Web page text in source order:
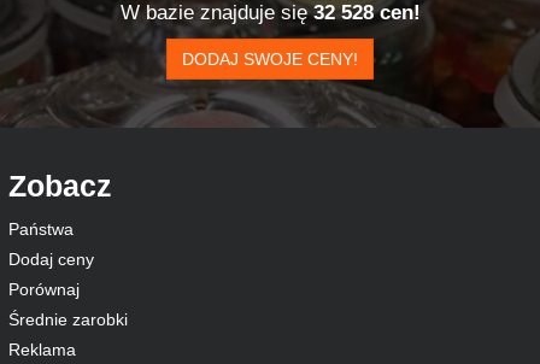
W bazie znajduje się32 528 cen!
DODAJ SWOJE CENY!
Zobacz
Państwa
Dodaj ceny
Porównaj
Średnie zarobki
Reklama